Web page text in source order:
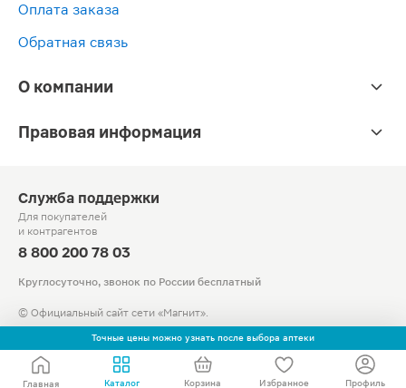
Точные цены можно узнать после выбора аптеки
Главная Каталог Корзина Избранное Профиль
Оплата заказа
Обратная связь
О компании
Правовая информация
Служба поддержки
Для покупателей
и контрагентов
8 800 200 78 03
Круглосуточно, звонок по России бесплатный
© Официальный сайт сети «Магнит».